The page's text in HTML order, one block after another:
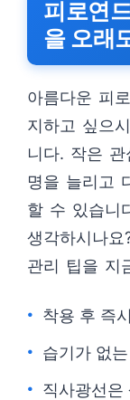
피로연
을 오래
아름다운 피
지하고 싶으
니다. 작은
명을 늘리고
할 수 있습니
생각하시나
관리 팁을 지
착용 후 즉
습기가 없
직사광선은